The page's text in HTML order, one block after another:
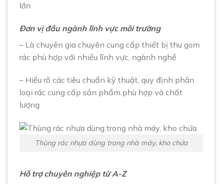
lớn
Đơn vị đầu ngành lĩnh vực môi trường
– Là chuyên gia chuyên cung cấp thiết bị thu gom
rác phù hợp với nhiều lĩnh vực, ngành nghề
– Hiểu rõ các tiêu chuẩn kỹ thuật, quy định phân
loại rác cung cấp sản phẩm phù hợp và chất
lượng
Thùng rác nhựa dùng trong nhà máy, kho chứa
Hỗ trợ chuyên nghiệp từ A-Z